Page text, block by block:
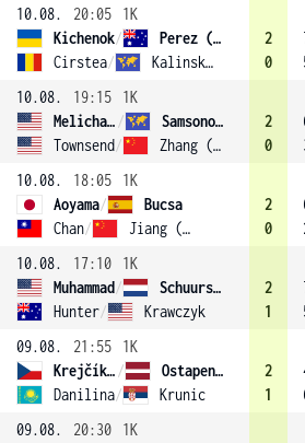
10.08.
20:05
1K
Kichenok/
Perez (6)
Cirstea/ Kalinskaya
2
0
10.08.
19:15
1K
Melichar-Martinez /
Samsonova
Townsend/ Zhang (3)
2
0
10.08.
18:05
1K
Aoyama/
Bucsa
Chan/ Jiang (8)
2
0
10.08.
17:10
1K
Muhammad/
Schuurs (5)
Hunter/ Krawczyk
2
1
09.08.
21:55
1K
Krejčíková /
Ostapenko
Danilina/ Krunic
2
1
09.08.
20:30
1K